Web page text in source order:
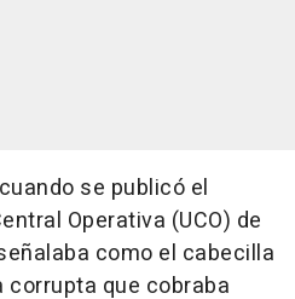
se publicó el
Operativa (UCO) de
como el cabecilla
que cobraba